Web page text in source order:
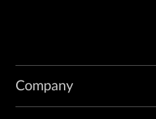
Company